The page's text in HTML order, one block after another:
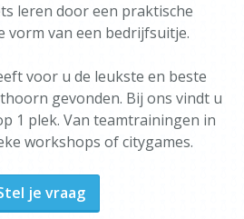
leren door een praktische
vorm van een bedrijfsuitje.
voor u de leukste en beste
gevonden. Bij ons vindt u
1 plek. Van teamtrainingen in
workshops of citygames.
je vraag